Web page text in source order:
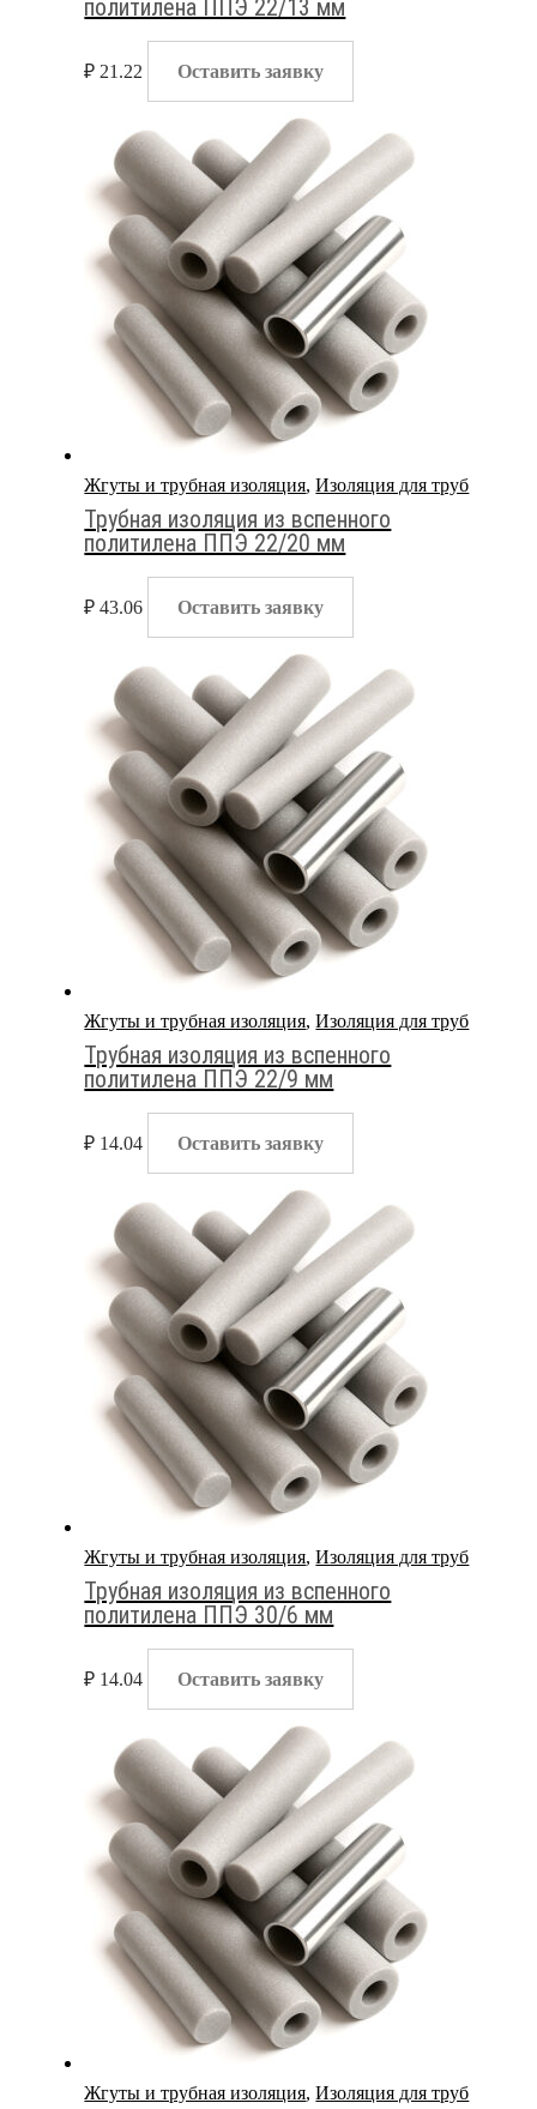
политилена ППЭ 22/13 мм
₽ 21.22 Оставить заявку
Жгуты и трубная изоляция,Изоляция для труб
Трубная изоляция из вспенного
политилена ППЭ 22/20 мм
₽ 43.06 Оставить заявку
Жгуты и трубная изоляция,Изоляция для труб
Трубная изоляция из вспенного
политилена ППЭ 22/9 мм
₽ 14.04 Оставить заявку
Жгуты и трубная изоляция,Изоляция для труб
Трубная изоляция из вспенного
политилена ППЭ 30/6 мм
₽ 14.04 Оставить заявку
Жгуты и трубная изоляция,Изоляция для труб